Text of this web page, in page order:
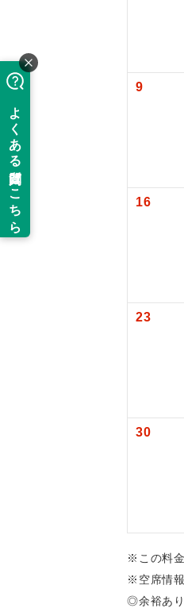
9
16
23
30
※この料
※空席情
◎余裕あ